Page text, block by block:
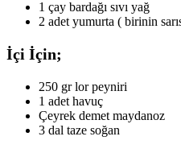
1 çay bardağı sıvı yağ
2 adet yumurta ( birinin
İçi İçin;
250 gr lor peyniri
1 adet havuç
Çeyrek demet maydanoz
3 dal taze soğan